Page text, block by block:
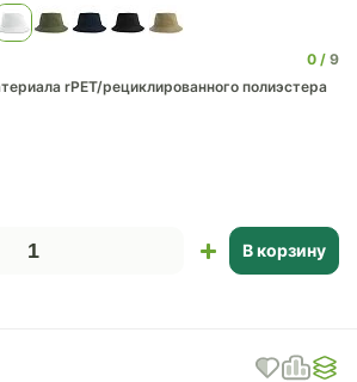
0
9
rPET/рециклированного полиэстера
В корзину